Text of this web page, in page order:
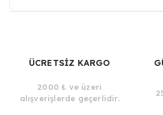
ÜCRETSİZ KARGO
2000 ₺ ve üzeri
alışverişlerde geçerlidir.